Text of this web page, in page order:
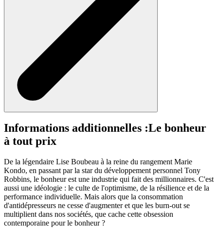
Informations additionnelles :Le bonheur
à tout prix
De la légendaire Lise Boubeau à la reine du rangement Marie
Kondo, en passant par la star du développement personnel Tony
Robbins, le bonheur est une industrie qui fait des millionnaires. C'est
aussi une idéologie : le culte de l'optimisme, de la résilience et de la
performance individuelle. Mais alors que la consommation
d'antidépresseurs ne cesse d'augmenter et que les burn-out se
multiplient dans nos sociétés, que cache cette obsession
contemporaine pour le bonheur ?